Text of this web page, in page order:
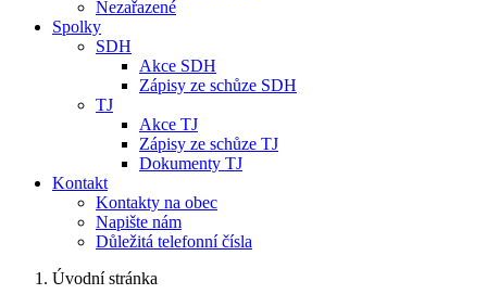
Nezařazené
Spolky
SDH
Akce SDH
Zápisy ze schůze SDH
TJ
Akce TJ
Zápisy ze schůze TJ
Dokumenty TJ
Kontakt
Kontakty na obec
Napište nám
Důležitá telefonní čísla
Úvodní stránka